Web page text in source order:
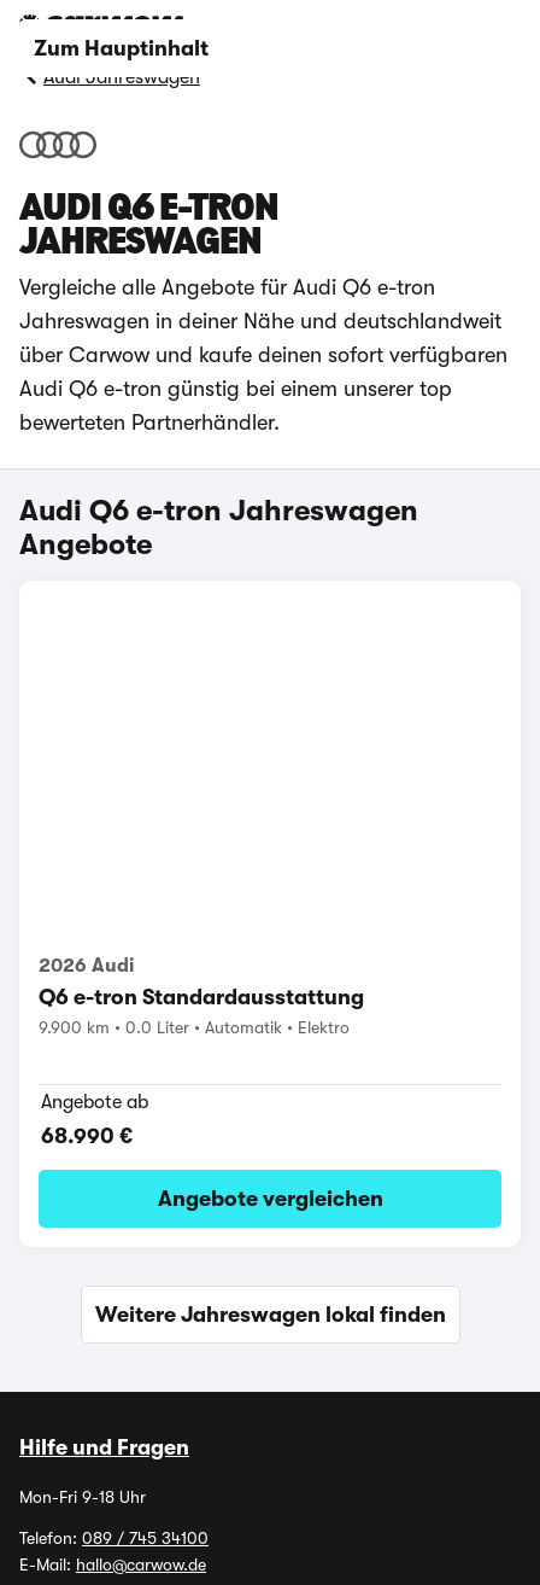
Zum Hauptinhalt
Audi Jahreswagen
AUDI Q6 E-TRON
JAHRESWAGEN
Vergleiche alle Angebote für Audi Q6 e-tron
Jahreswagen in deiner Nähe und deutschlandweit
über Carwow und kaufe deinen sofort verfügbaren
Audi Q6 e-tron günstig bei einem unserer top
bewerteten Partnerhändler.
Audi Q6 e-tron Jahreswagen
Angebote
2026 Audi
Q6 e-tron Standardausstattung
9.900 km 0.0 Liter Automatik Elektro
Angebote ab
68.990 €
Angebote vergleichen
Weitere Jahreswagen lokal finden
Hilfe und Fragen
Mon-Fri 9-18 Uhr
Telefon: 089 / 745 34100
E-Mail: hallo@carwow.de